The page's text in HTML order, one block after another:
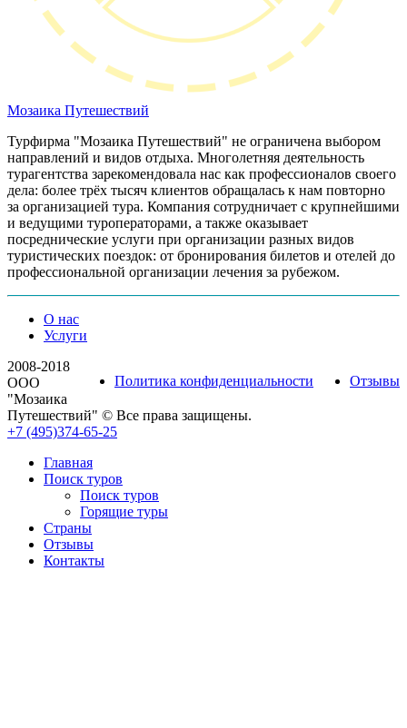
Мозаика Путешествий
Турфирма "Мозаика Путешествий" не ограничена выбором
направлений и видов отдыха. Многолетняя деятельность
турагентства зарекомендовала нас как профессионалов своего
дела: более трёх тысяч клиентов обращалась к нам повторно
за организацией тура. Компания сотрудничает с крупнейшими
и ведущими туроператорами, а также оказывает
посреднические услуги при организации разных видов
туристических поездок: от бронирования билетов и отелей до
профессиональной организации лечения за рубежом.
О нас
Услуги
Отзывы
Политика конфиденциальности
2008-2018
ООО
"Мозаика
Путешествий" © Все права защищены.
+7 (495)374-65-25
Главная
Поиск туров
Поиск туров
Горящие туры
Страны
Отзывы
Контакты